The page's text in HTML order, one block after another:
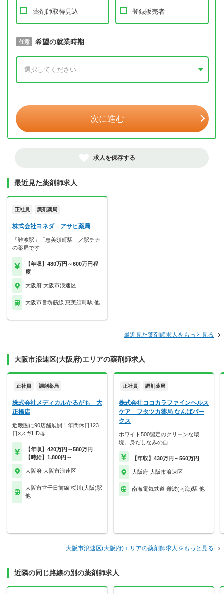
薬剤師取得見込 登録販売者
必須 取得予定年
任意 希望の就業時期
次に進む
求人を保存する
最近見た薬剤師求人
正社員 調剤薬局
株式会社ヨネダ アサヒ薬局
「難波駅」「恵美須町駅」／駅チカ
の薬局です
【年収】480万円～600万円程
度
大阪府 大阪市浪速区
大阪市営堺筋線 恵美須町駅 他
最近見た薬剤師求人をもっと見る
大阪市浪速区(大阪府)エリアの薬剤師求人
正社員 調剤薬局
株式会社メディカルかるがも 大
正橋店
近畿圏に90店舗展開！年間休日123
日×スギHD母…
【年収】420万円～580万円
【時給】1,800円～
大阪府 大阪市浪速区
大阪市営千日前線 桜川(大阪)駅
他
正社員 調剤薬局
株式会社ココカラファインヘルス
ケア フタツカ薬局 なんばパー
クス
ホワイト500認定のクリーンな環
境。身だしなみの自…
【年収】430万円～560万円
大阪府 大阪市浪速区
南海電気鉄道 難波(南海)駅 他
大阪市浪速区(大阪府)エリアの薬剤師求人をもっと見る
近隣の同じ路線の別の薬剤師求人